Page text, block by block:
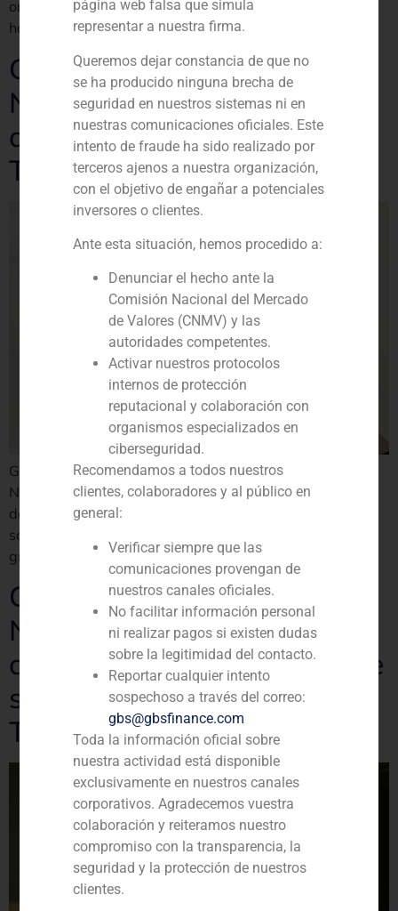
oncología para compañías aseguradoras y grupos
hospitalarios
GBS Finance asesora a
NEXXUS Iberia en la
adquisición de Soluciones
Técnicas del Metal (STM)
GBS Finance ha actuado como asesor financiero de
NEXXUS Iberia en la adquisición de Soluciones Técnicas
del Metal (STM), fabricante y proveedor líder de
soluciones de seguridad y control de acceso para
grandes propietarios de bienes raíces institucionales
GBS Finance asesora a
NEXXUS Iberia en la
adquisición del proveedor de
servicios audiovisuales
Twentyfour7
página web falsa que simula
representar a nuestra firma.
Queremos dejar constancia de que no
se ha producido ninguna brecha de
seguridad en nuestros sistemas ni en
nuestras comunicaciones oficiales. Este
intento de fraude ha sido realizado por
terceros ajenos a nuestra organización,
con el objetivo de engañar a potenciales
inversores o clientes.
Ante esta situación, hemos procedido a:
Denunciar el hecho ante la
Comisión Nacional del Mercado
de Valores (CNMV) y las
autoridades competentes.
Activar nuestros protocolos
internos de protección
reputacional y colaboración con
organismos especializados en
ciberseguridad.
Recomendamos a todos nuestros
clientes, colaboradores y al público en
general:
Verificar siempre que las
comunicaciones provengan de
nuestros canales oficiales.
No facilitar información personal
ni realizar pagos si existen dudas
sobre la legitimidad del contacto.
Reportar cualquier intento
sospechoso a través del correo:
gbs@gbsfinance.com
Toda la información oficial sobre
nuestra actividad está disponible
exclusivamente en nuestros canales
corporativos. Agradecemos vuestra
colaboración y reiteramos nuestro
compromiso con la transparencia, la
seguridad y la protección de nuestros
clientes.